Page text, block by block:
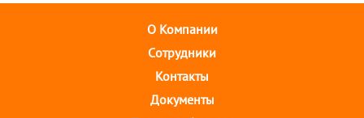
О Компании
Cотрудники
Контакты
Документы